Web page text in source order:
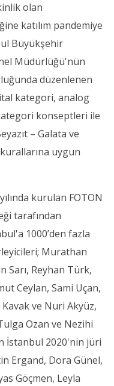
olan
katılım pandemiye
Büyükşehir
Müdürlüğü'nün
düzenlenen
kategori, analog
konseptleri ile
– Galata ve
uygun
kurulan FOTON
tarafından
1000’den fazla
Murathan
Sarı, Reyhan Türk,
Ceylan, Sami Uçan,
ve Nuri Akyüz,
Ozan ve Nezihi
İstanbul 2020'nin jüri
Ergand, Dora Günel,
Göçmen, Leyla